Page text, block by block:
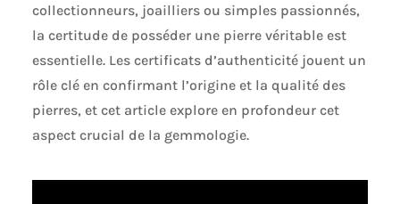
collectionneurs, joailliers ou simples passionnés,
la certitude de posséder une pierre véritable est
essentielle. Les certificats d’authenticité jouent un
rôle clé en confirmant l’origine et la qualité des
pierres, et cet article explore en profondeur cet
aspect crucial de la gemmologie.